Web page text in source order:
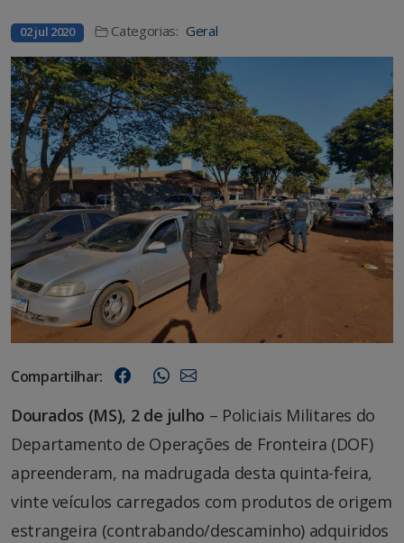
02 jul 2020 Categorias: Geral
Compartilhar:
Dourados (MS), 2 de julho – Policiais Militares do
Departamento de Operações de Fronteira (DOF)
apreenderam, na madrugada desta quinta-feira,
vinte veículos carregados com produtos de origem
estrangeira (contrabando/descaminho) adquiridos